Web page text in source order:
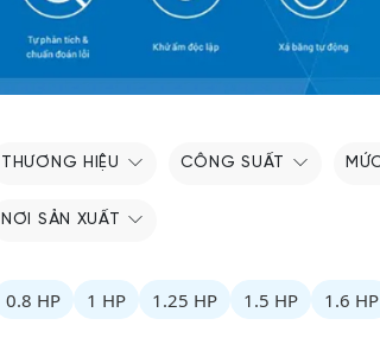
THƯƠNG HIỆU CÔNG SUẤT
NƠI SẢN XUẤT
0.8 HP 1 HP 1.25 HP 1.5 HP 1.6 HP